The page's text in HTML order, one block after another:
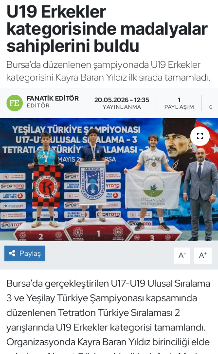
U19 Erkekler
kategorisinde madalyalar
sahiplerini buldu
Bursa’da düzenlenen şampiyonada U19 Erkekler
kategorisini Kayra Baran Yıldız ilk sırada tamamladı.
FANATIK EDITÖR
EDITÖR
20.05.2026 - 12:35
YAYINLANMA
1
PAYLAŞIM
Paylaş A- A+
Bursa’da gerçekleştirilen U17-U19 Ulusal Sıralama
3 ve Yeşilay Türkiye Şampiyonası kapsamında
düzenlenen Tetratlon Türkiye Sıralaması 2
yarışlarında U19 Erkekler kategorisi tamamlandı.
Organizasyonda Kayra Baran Yıldız birinciliği elde
Binicilik
Bisiklet
Bocce Bowling Dart
Boks
Briç
Buz Hokeyi
Buz Pateni
Çim Hokeyi
Cimnastik
Curling
Dağcılık
Dans Sporları
Dövüş Sanatı
E-Spor